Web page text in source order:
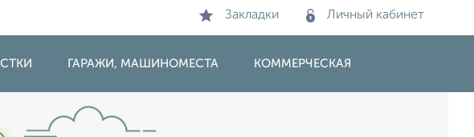
Закладки Личный кабинет
ГАРАЖИ, МАШИНОМЕСТА КОММЕРЧЕСКАЯ